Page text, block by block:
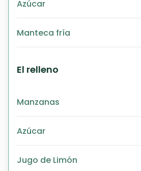
Azúcar
Manteca fría
El relleno
Manzanas
Azúcar
Jugo de Limón